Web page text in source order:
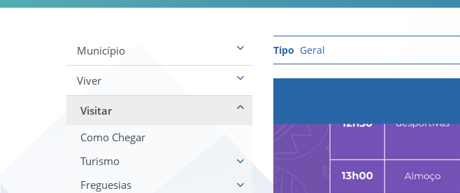
Município
Viver
Visitar
Como Chegar
Turismo
Freguesias
Geral